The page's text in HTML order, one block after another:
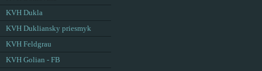
KVH Dukla
KVH Dukliansky priesmyk
KVH Feldgrau
KVH Golian - FB